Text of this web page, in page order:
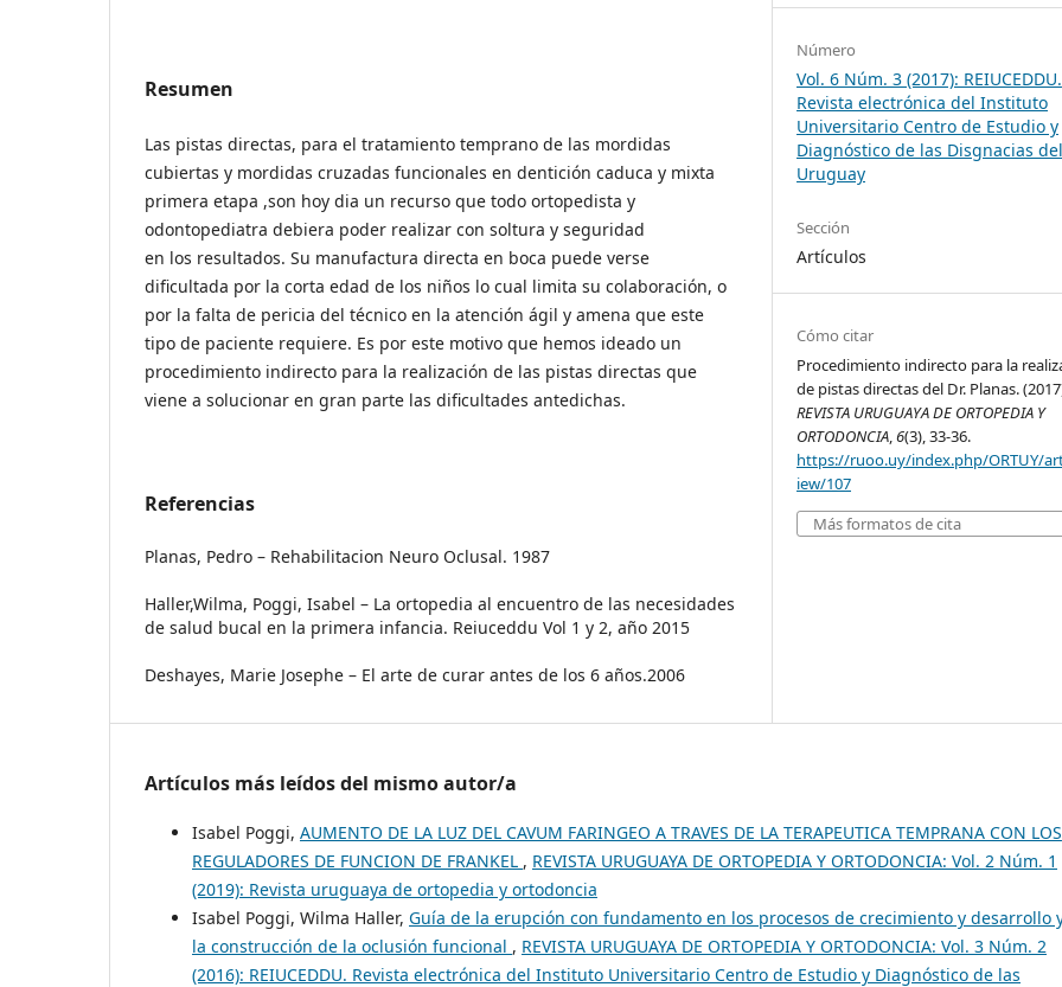
Resumen
Las pistas directas, para el tratamiento temprano de las mordidas
cubiertas y mordidas cruzadas funcionales en dentición caduca y mixta
primera etapa ,son hoy dia un recurso que todo ortopedista y
odontopediatra debiera poder realizar con soltura y seguridad
en los resultados. Su manufactura directa en boca puede verse
dificultada por la corta edad de los niños lo cual limita su colaboración, o
por la falta de pericia del técnico en la atención ágil y amena que este
tipo de paciente requiere. Es por este motivo que hemos ideado un
procedimiento indirecto para la realización de las pistas directas que
viene a solucionar en gran parte las dificultades antedichas.
Referencias
Planas, Pedro – Rehabilitacion Neuro Oclusal. 1987
Haller,Wilma, Poggi, Isabel – La ortopedia al encuentro de las necesidades
de salud bucal en la primera infancia. Reiuceddu Vol 1 y 2, año 2015
Deshayes, Marie Josephe – El arte de curar antes de los 6 años.2006
Número
Vol. 6 Núm. 3 (2017): REIUCEDDU.
Revista electrónica del Instituto
Universitario Centro de Estudio y
Diagnóstico de las Disgnacias del
Uruguay
Sección
Artículos
Cómo citar
Procedimiento indirecto para la
de pistas directas del Dr. Planas.
REVISTA URUGUAYA DE ORTOPEDIA Y
ORTODONCIA,6(3), 33-36.
https://ruoo.uy/index.php/ORTUY/
iew/107
Más formatos de cita
Artículos más leídos del mismo autor/a
Isabel Poggi, AUMENTO DE LA LUZ DEL CAVUM FARINGEO A TRAVES DE LA TERAPEUTICA TEMPRANA CON LOS
REGULADORES DE FUNCION DE FRANKEL , REVISTA URUGUAYA DE ORTOPEDIA Y ORTODONCIA: Vol. 2 Núm. 1
(2019): Revista uruguaya de ortopedia y ortodoncia
Isabel Poggi, Wilma Haller, Guía de la erupción con fundamento en los procesos de crecimiento y desarrollo
la construcción de la oclusión funcional , REVISTA URUGUAYA DE ORTOPEDIA Y ORTODONCIA: Vol. 3 Núm. 2
(2016): REIUCEDDU. Revista electrónica del Instituto Universitario Centro de Estudio y Diagnóstico de las